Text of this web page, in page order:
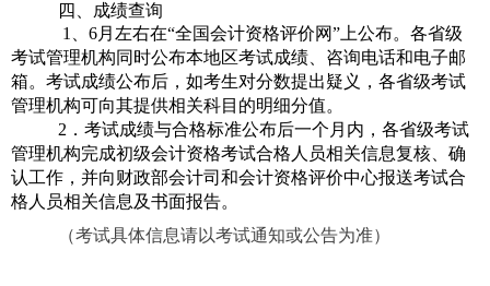
四、成绩查询
1、 6月左右在“全国会计资格评价网”上公布。各省级
考试管理机构同时公布本地区考试成绩、咨询电话和电子邮
箱。考试成绩公布后，如考生对分数提出疑义，各省级考试
管理机构可向其提供相关科目的明细分值。
2 ．考试成绩与合格标准公布后一个月内，各省级考试
管理机构完成初级会计资格考试合格人员相关信息复核、确
认工作，并向财政部会计司和会计资格评价中心报送考试合
格人员相关信息及书面报告。
（考试具体信息请以考试通知或公告为准）